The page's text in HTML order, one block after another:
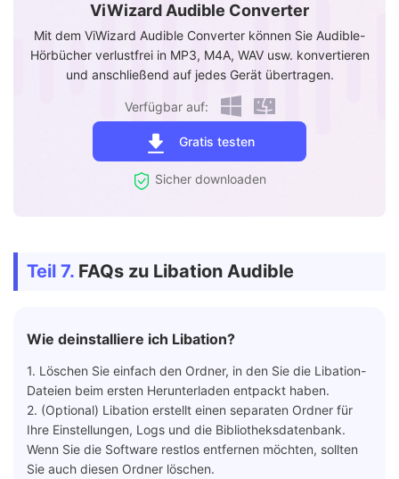
ViWizard Audible Converter
Mit dem ViWizard Audible Converter können Sie Audible-
Hörbücher verlustfrei in MP3, M4A, WAV usw. konvertieren
und anschließend auf jedes Gerät übertragen.
Verfügbar auf:
Gratis testen
Sicher downloaden
Teil 7. FAQs zu Libation Audible
Wie deinstalliere ich Libation?
1. Löschen Sie einfach den Ordner, in den Sie die Libation-
Dateien beim ersten Herunterladen entpackt haben.
2. (Optional) Libation erstellt einen separaten Ordner für
Ihre Einstellungen, Logs und die Bibliotheksdatenbank.
Wenn Sie die Software restlos entfernen möchten, sollten
Sie auch diesen Ordner löschen.